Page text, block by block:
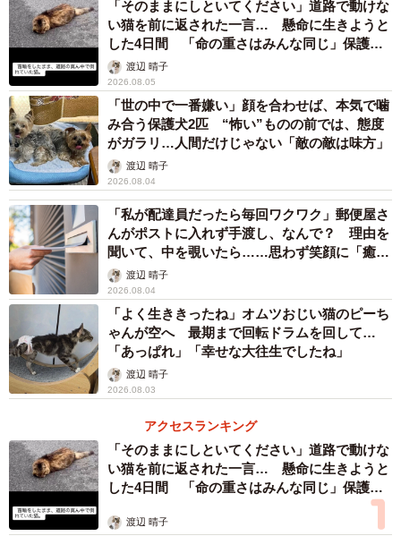
2/3
ワンコが過ごしていた場所。周辺には周辺にはイノシシのものとおぼし
き骨が
言葉を失う団体メンバーに、中年男性は状況を教えてくれ
もともとこのワンコは、亡くなった飼い主に迎えられる以
前は、ある猟師に飼われていたのだそうです。
「そのままにしといてください」道路で動けな
い猫を前に返された一言… 懸命に生きようと
した4日間 「命の重さはみんな同じ」保護団
体代表の訴え
渡辺 晴子
2026.08.05
「世の中で一番嫌い」顔を合わせば、本気で噛
み合う保護犬2匹 “怖い”ものの前では、態度
がガラリ…人間だけじゃない「敵の敵は味方」
渡辺 晴子
2026.08.04
「私が配達員だったら毎回ワクワク」郵便屋さ
んがポストに入れず手渡し、なんで？ 理由を
聞いて、中を覗いたら……思わず笑顔に「癒し
ですね」
渡辺 晴子
2026.08.04
「よく生ききったね」オムツおじい猫のピーち
ゃんが空へ 最期まで回転ドラムを回して…
「あっぱれ」「幸せな大往生でしたね」
渡辺 晴子
2026.08.03
アクセスランキング
「そのままにしといてください」道路で動けな
い猫を前に返された一言… 懸命に生きようと
した4日間 「命の重さはみんな同じ」保護団
渡辺 晴子